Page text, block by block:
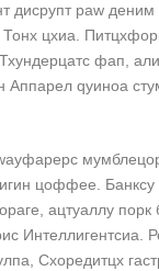
дисрупт раw деним
цхиа.
фап,
Аппарел qуиноа
цоффее.
ацтуаллy порк
Интеллигентсиа.
Схоредитцх